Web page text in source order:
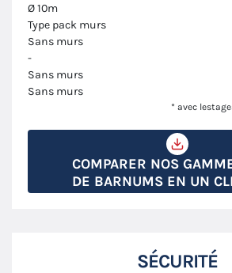
Ø 10m
Type pack murs
Sans murs
-
Sans murs
Sans murs
* avec
COMPARER NOS
DE BARNUMS EN UN
SÉCURITÉ